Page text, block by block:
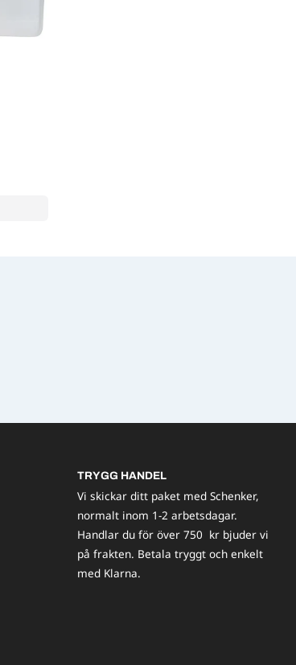
TRYGG HANDEL
Vi skickar ditt paket med Schenker,
normalt inom 1-2 arbetsdagar.
Handlar du för över 750 kr bjuder vi
på frakten. Betala tryggt och enkelt
med Klarna.